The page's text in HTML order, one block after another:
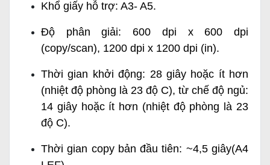
Khổ giấy hỗ trợ: A3- A5.
Độ phân giải: 600 dpi x 600 dpi
(copy/scan), 1200 dpi x 1200 dpi (in).
Thời gian khởi động: 28 giây hoặc ít hơn
(nhiệt độ phòng là 23 độ C), từ chế độ ngủ:
14 giây hoặc ít hơn (nhiệt độ phòng là 23
độ C).
Thời gian copy bản đầu tiên: ~4,5 giây(A4